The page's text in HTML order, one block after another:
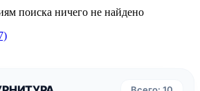
поиска ничего не найдено